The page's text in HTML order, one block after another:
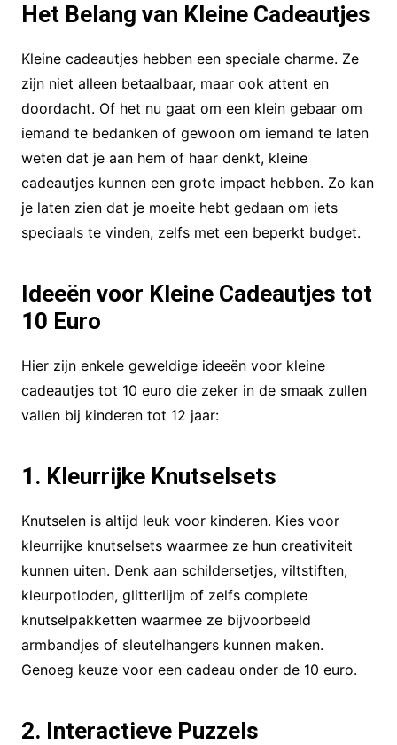
Het Belang van Kleine Cadeautjes
Kleine cadeautjes hebben een speciale charme. Ze
zijn niet alleen betaalbaar, maar ook attent en
doordacht. Of het nu gaat om een klein gebaar om
iemand te bedanken of gewoon om iemand te laten
weten dat je aan hem of haar denkt, kleine
cadeautjes kunnen een grote impact hebben. Zo kan
je laten zien dat je moeite hebt gedaan om iets
speciaals te vinden, zelfs met een beperkt budget.
Ideeën voor Kleine Cadeautjes tot
10 Euro
Hier zijn enkele geweldige ideeën voor kleine
cadeautjes tot 10 euro die zeker in de smaak zullen
vallen bij kinderen tot 12 jaar:
1. Kleurrijke Knutselsets
Knutselen is altijd leuk voor kinderen. Kies voor
kleurrijke knutselsets waarmee ze hun creativiteit
kunnen uiten. Denk aan schildersetjes, viltstiften,
kleurpotloden, glitterlijm of zelfs complete
knutselpakketten waarmee ze bijvoorbeeld
armbandjes of sleutelhangers kunnen maken.
Genoeg keuze voor een cadeau onder de 10 euro.
2. Interactieve Puzzels